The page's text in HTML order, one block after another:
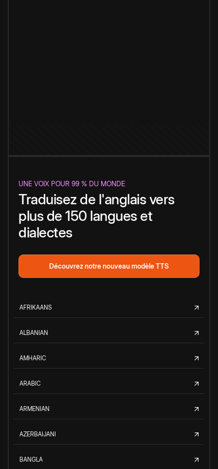
UNE VOIX POUR 99 % DU MONDE
Traduisez de l'anglais vers
plus de 150 langues et
dialectes
Découvrez notre nouveau modèle TTS
AFRIKAANS
ALBANIAN
AMHARIC
ARABIC
ARMENIAN
AZERBAIJANI
BANGLA